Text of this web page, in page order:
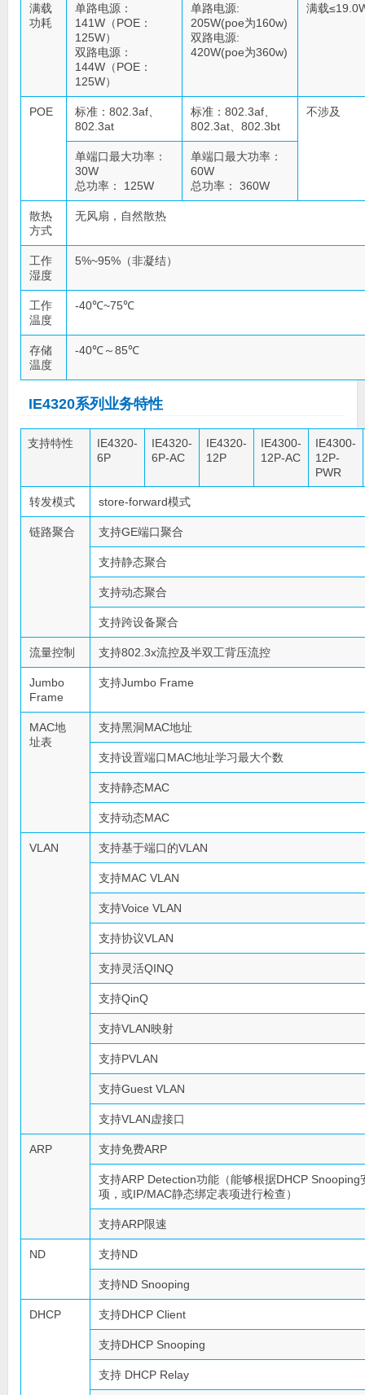
满载
功耗
单路电源：
141W（POE：
125W）
双路电源：
144W（POE：
125W）
单路电源:
205W(poe为160w)
双路电源:
420W(poe为360w)
满载
POE
标准：802.3af、
802.3at
标准：802.3af、
802.3at、802.3bt
不涉及
单端口最大功率：
30W
总功率： 125W
单端口最大功率：
60W
总功率： 360W
散热
方式
无风扇，自然散热
工作
湿度
5%~95%（非凝结）
工作
温度
-40℃~75℃
存储
温度
-40℃～85℃
IE4320系列业务特性
支持特性
IE4320-
6P
IE4320-
6P-AC
IE4320-
12P
IE4300-
12P-AC
IE4300-
12P-
PWR
转发模式 store-forward模式
链路聚合 支持GE端口聚合
支持静态聚合
支持动态聚合
支持跨设备聚合
流量控制 支持802.3x流控及半双工背压流控
Jumbo
Frame
支持Jumbo Frame
MAC地
址表
支持黑洞MAC地址
支持设置端口MAC地址学习最大个数
支持静态MAC
支持动态MAC
VLAN 支持基于端口的VLAN
支持MAC VLAN
支持Voice VLAN
支持协议VLAN
支持灵活QINQ
支持QinQ
支持VLAN映射
支持PVLAN
支持Guest VLAN
支持VLAN虚接口
ARP 支持免费ARP
支持ARP Detection功能（能够根据DHCP Snooping
项，或IP/MAC静态绑定表项进行检查）
支持ARP限速
ND 支持ND
支持ND Snooping
DHCP 支持DHCP Client
支持DHCP Snooping
支持 DHCP Relay